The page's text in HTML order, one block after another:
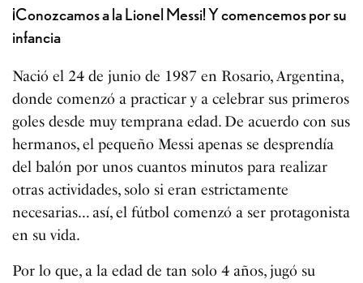
¡Conozcamos a la Lionel Messi! Y comencemos por su
infancia
Nació el 24 de junio de 1987 en Rosario, Argentina,
donde comenzó a practicar y a celebrar sus primeros
goles desde muy temprana edad. De acuerdo con sus
hermanos, el pequeño Messi apenas se desprendía
del balón por unos cuantos minutos para realizar
otras actividades, solo si eran estrictamente
necesarias… así, el fútbol comenzó a ser protagonista
en su vida.
Por lo que, a la edad de tan solo 4 años, jugó su